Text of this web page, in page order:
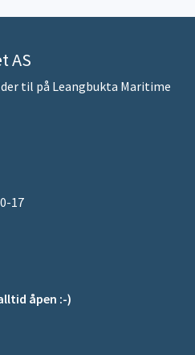
AS
til på Leangbukta Maritime
17
åpen :-)